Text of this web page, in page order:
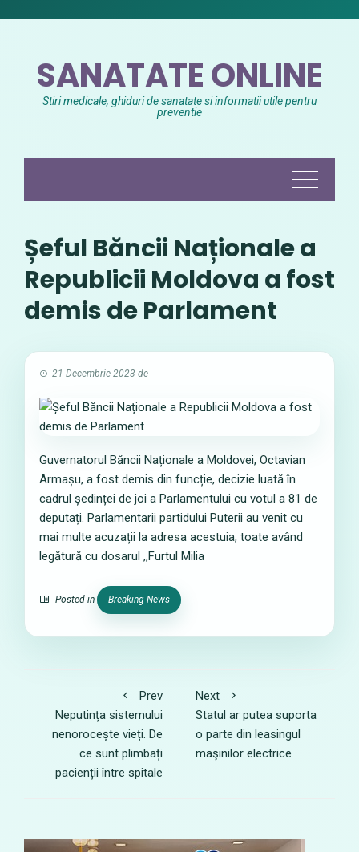
SANATATE ONLINE
Stiri medicale, ghiduri de sanatate si informatii utile pentru
preventie
Șeful Băncii Naționale a
Republicii Moldova a fost
demis de Parlament
21 Decembrie 2023 de
Guvernatorul Băncii Naționale a Moldovei, Octavian
Armașu, a fost demis din funcție, decizie luată în
cadrul ședinței de joi a Parlamentului cu votul a 81 de
deputați. Parlamentarii partidului Puterii au venit cu
mai multe acuzații la adresa acestuia, toate având
legătură cu dosarul ,,Furtul Milia
Posted in Breaking News
Prev
Neputința sistemului
nenorocește vieți. De
ce sunt plimbați
pacienții între spitale
Next
Statul ar putea suporta
o parte din leasingul
maşinilor electrice